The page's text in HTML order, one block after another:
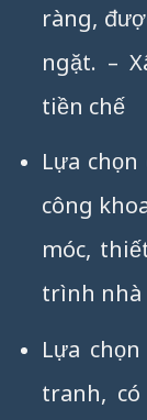
ràng,
ngặt. –
tiền chế
Lựa
công
móc,
trình nhà
Lựa
tranh,